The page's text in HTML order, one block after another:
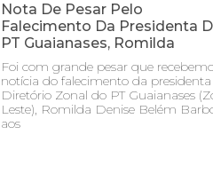
Nota De Pesar Pelo
Falecimento Da Presidenta
PT Guaianases, Romilda
Foi com grande pesar que
notícia do falecimento da
Diretório Zonal do PT Guaianases
Leste), Romilda Denise Belém
aos